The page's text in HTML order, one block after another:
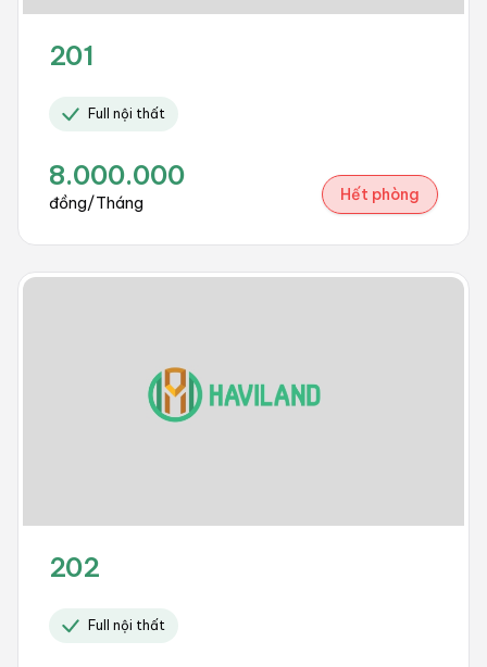
201
Full nội thất
8.000.000
đồng/Tháng Hết phòng
202
Full nội thất